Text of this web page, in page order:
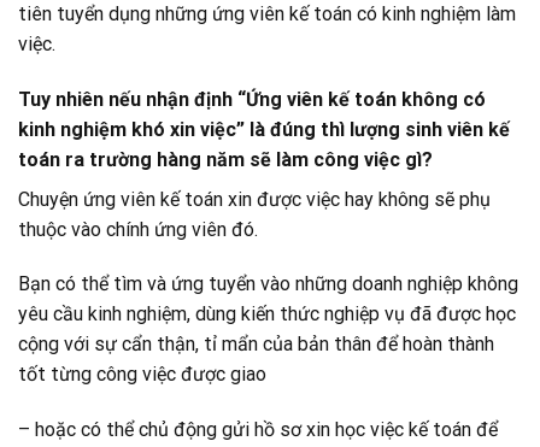
tiên tuyển dụng những ứng viên kế toán có kinh nghiệm làm
việc.
Tuy nhiên nếu nhận định “Ứng viên kế toán không có
kinh nghiệm khó xin việc” là đúng thì lượng sinh viên kế
toán ra trường hàng năm sẽ làm công việc gì?
Chuyện ứng viên kế toán xin được việc hay không sẽ phụ
thuộc vào chính ứng viên đó.
Bạn có thể tìm và ứng tuyển vào những doanh nghiệp không
yêu cầu kinh nghiệm, dùng kiến thức nghiệp vụ đã được học
cộng với sự cẩn thận, tỉ mẩn của bản thân để hoàn thành
tốt từng công việc được giao
– hoặc có thể chủ động gửi hồ sơ xin học việc kế toán để